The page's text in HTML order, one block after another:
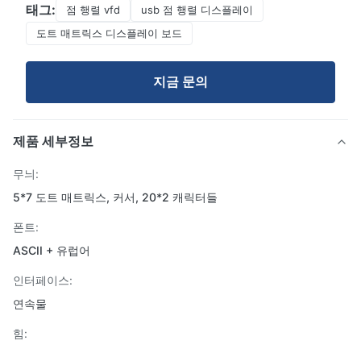
태그: 점 행렬 vfd
usb 점 행렬 디스플레이
도트 매트릭스 디스플레이 보드
지금 문의
제품 세부정보
무늬:
5*7 도트 매트릭스, 커서, 20*2 캐릭터들
폰트:
ASCII + 유럽어
인터페이스:
연속물
힘: